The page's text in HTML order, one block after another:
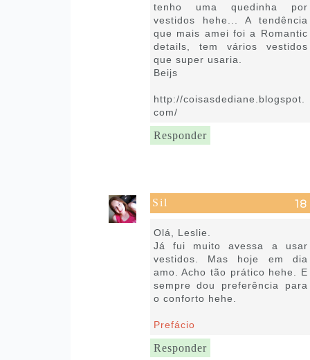
tenho uma quedinha por
vestidos hehe... A tendência
que mais amei foi a Romantic
details, tem vários vestidos
que super usaria.
Beijs
http://coisasdediane.blogspot.
com/
Responder
Sil
Olá, Leslie.
Já fui muito avessa a usar
vestidos. Mas hoje em dia
amo. Acho tão prático hehe. E
sempre dou preferência para
o conforto hehe.
Prefácio
Responder